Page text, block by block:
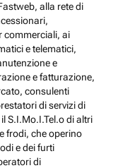
alla rete di
commerciali, ai
e telematici,
e
e fatturazione,
consulenti
di servizi di
S.I.Mo.I.Tel.o di altri
frodi, che operino
e dei furti
di